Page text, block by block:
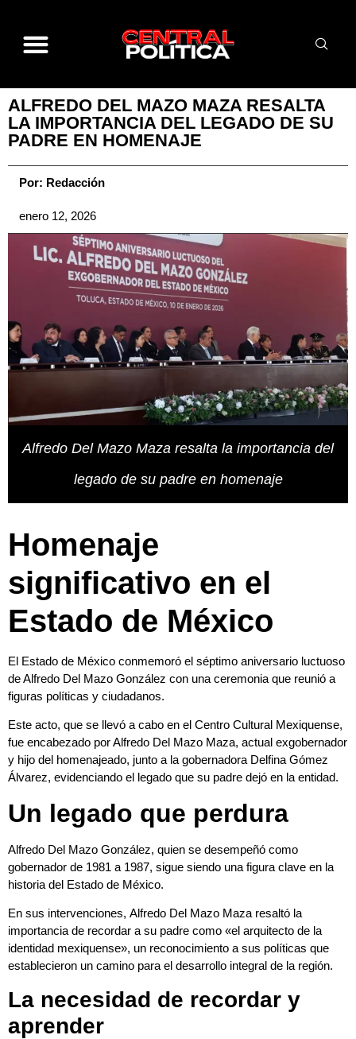
ALFREDO DEL MAZO MAZA RESALTA
LA IMPORTANCIA DEL LEGADO DE SU
PADRE EN HOMENAJE
Por: Redacción
enero 12, 2026
Alfredo Del Mazo Maza resalta la importancia del
legado de su padre en homenaje
Homenaje
significativo en el
Estado de México
El Estado de México conmemoró el séptimo aniversario luctuoso
de Alfredo Del Mazo González con una ceremonia que reunió a
figuras políticas y ciudadanos.
Este acto, que se llevó a cabo en el Centro Cultural Mexiquense,
fue encabezado por Alfredo Del Mazo Maza, actual exgobernador
y hijo del homenajeado, junto a la gobernadora Delfina Gómez
Álvarez, evidenciando el legado que su padre dejó en la entidad.
Un legado que perdura
Alfredo Del Mazo González, quien se desempeñó como
gobernador de 1981 a 1987, sigue siendo una figura clave en la
historia del Estado de México.
En sus intervenciones, Alfredo Del Mazo Maza resaltó la
importancia de recordar a su padre como «el arquitecto de la
identidad mexiquense», un reconocimiento a sus políticas que
establecieron un camino para el desarrollo integral de la región.
La necesidad de recordar y
aprender